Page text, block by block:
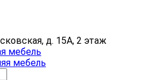
д. 15А, 2 этаж
мебель
мебель